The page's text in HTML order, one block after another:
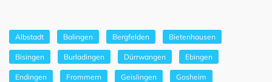
Albstadt Balingen Bergfelden Bietenhausen
Bisingen Burladingen Dürrwangen Ebingen
Endingen Frommern Geislingen Gosheim